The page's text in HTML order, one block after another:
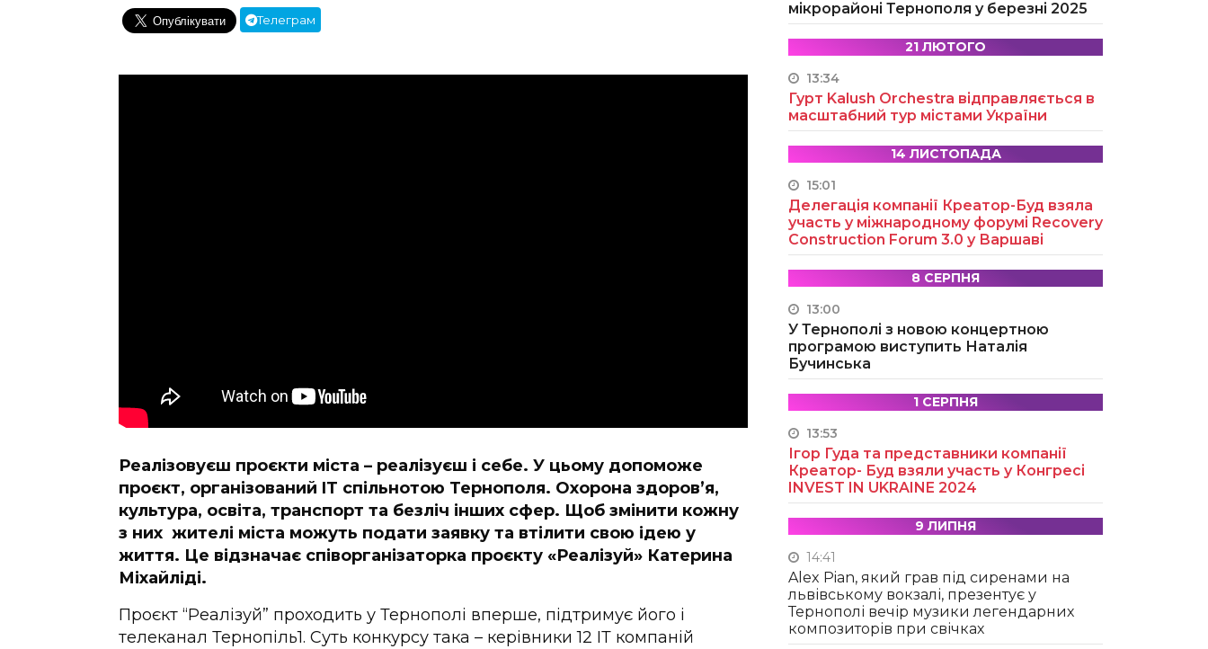
Телеграм
Реалізовуєш проєкти міста – реалізуєш і себе. У цьому допоможе
проєкт, організований IT спільнотою Тернополя. Охорона здоров’я,
культура, освіта, транспорт та безліч інших сфер. Щоб змінити кожну
з них жителі міста можуть подати заявку та втілити свою ідею у
життя. Це відзначає співорганізаторка проєкту «Реалізуй» Катерина
Міхайліді.
Проєкт “Реалізуй” проходить у Тернополі вперше, підтримує його і
телеканал Тернопіль1. Суть конкурсу така – керівники 12 ІТ компаній
мікрорайоні Тернополя у березні 2025
21 ЛЮТОГО
13:34
Гурт Kalush Orchestra відправляється в
масштабний тур містами України
14 ЛИСТОПАДА
15:01
Делегація компанії Креатор-Буд взяла
участь у міжнародному форумі Recovery
Construction Forum 3.0 у Варшаві
8 СЕРПНЯ
13:00
У Тернополі з новою концертною
програмою виступить Наталія
Бучинська
1 СЕРПНЯ
13:53
Ігор Гуда та представники компанії
Креатор- Буд взяли участь у Конгресі
INVEST IN UKRAINE 2024
9 ЛИПНЯ
14:41
Alex Pian, який грав під сиренами на
львівському вокзалі, презентує у
Тернополі вечір музики легендарних
композиторів при свічках